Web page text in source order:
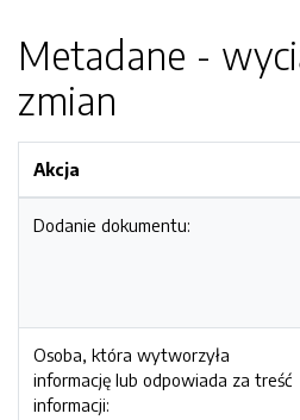
Metadane -
zmian
Akcja
Dodanie dokumentu:
Osoba, która wytworzyła
informację lub odpowiada za treść
informacji: